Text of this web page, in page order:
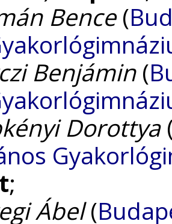
Bence(
Benjámin(
Dorottya
;
Ábel(